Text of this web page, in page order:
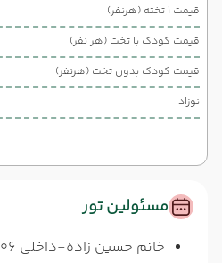
قیمت 1 تخته (هرنفر)
قیمت کودک با تخت (هر نفر)
قیمت کودک بدون تخت (هرنفر)
نوزاد
مسئولین تور
خانم حسین زاده-داخلی 206